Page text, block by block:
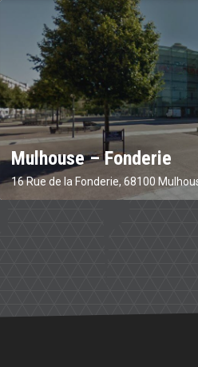
Mulhouse – Fonderie
16 Rue de la Fonderie, 68100